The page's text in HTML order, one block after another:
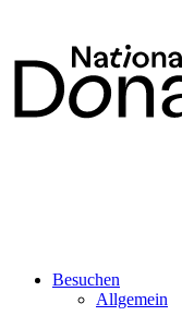
Besuchen
Allgemein